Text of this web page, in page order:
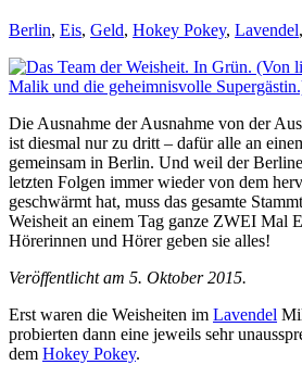
Berlin, Eis, Geld, Hokey Pokey, Lavendel,
Die Ausnahme der Ausnahme von der
ist diesmal nur zu dritt – dafür alle an
gemeinsam in Berlin. Und weil der
letzten Folgen immer wieder von dem
geschwärmt hat, muss das gesamte
Weisheit an einem Tag ganze ZWEI Mal
Hörerinnen und Hörer geben sie alles!
Veröffentlicht am 5. Oktober 2015.
Erst waren die Weisheiten im Lavendel
probierten dann eine jeweils sehr
dem Hokey Pokey.